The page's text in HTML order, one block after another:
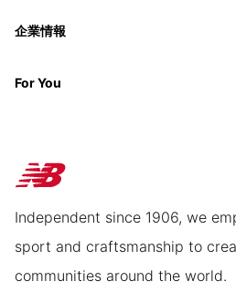
企業情報
For You
Independent since 1906, we
sport and craftsmanship to
communities around the world.